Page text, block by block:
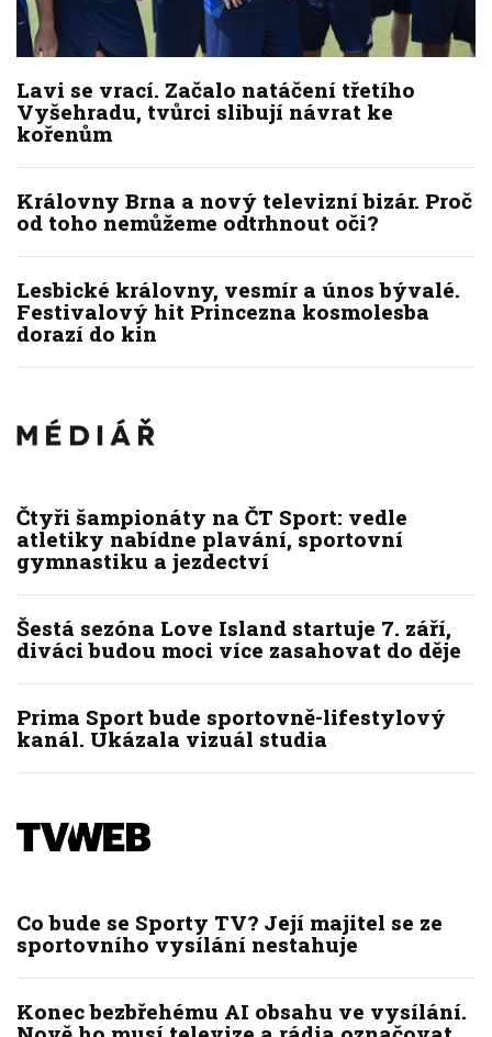
Lavi se vrací. Začalo natáčení třetího
Vyšehradu, tvůrci slibují návrat ke
kořenům
Královny Brna a nový televizní bizár. Proč
od toho nemůžeme odtrhnout oči?
Lesbické královny, vesmír a únos bývalé.
Festivalový hit Princezna kosmolesba
dorazí do kin
Čtyři šampionáty na ČT Sport: vedle
atletiky nabídne plavání, sportovní
gymnastiku a jezdectví
Šestá sezóna Love Island startuje 7. září,
diváci budou moci více zasahovat do děje
Prima Sport bude sportovně-lifestylový
kanál. Ukázala vizuál studia
Co bude se Sporty TV? Její majitel se ze
sportovního vysílání nestahuje
Konec bezbřehému AI obsahu ve vysílání.